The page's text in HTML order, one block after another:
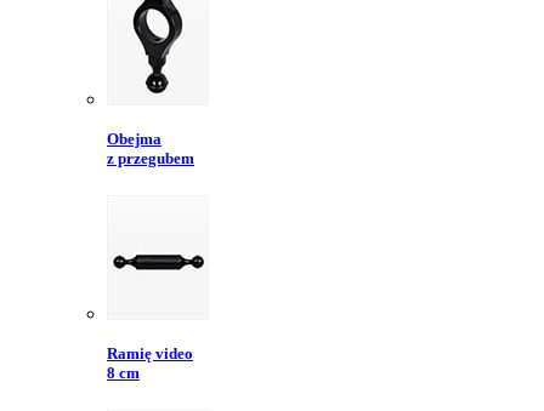
Obejma
z przegubem
Ramię video
8 cm